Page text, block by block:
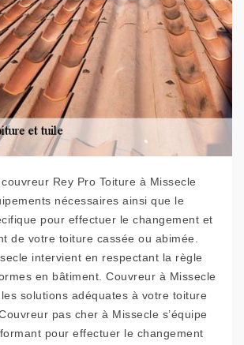
couvreur Rey Pro Toiture à Missecle
nécessaires ainsi que le
pour effectuer le changement et
de votre toiture cassée ou abimée.
intervient en respectant la règle
en bâtiment. Couvreur à Missecle
solutions adéquates à votre toiture
pas cher à Missecle s’équipe
pour effectuer le changement